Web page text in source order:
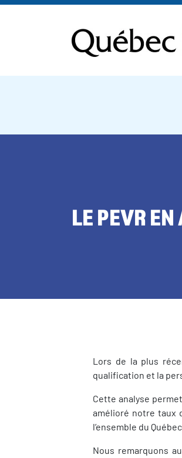
LE PEVR EN
Lors de la plus
qualification et la
Cette analyse
amélioré notre taux
l’ensemble du
Nous remarquons